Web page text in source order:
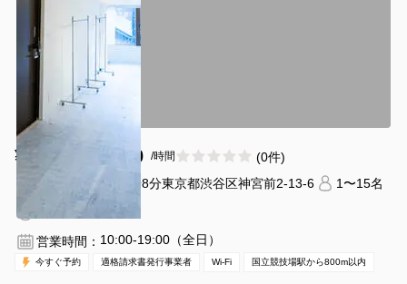
¥3630 〜 ¥4840 /時間
(0件)
国立競技場駅 徒歩8分東京都渋谷区神宮前2-13-6
1〜15名
営業時間： 10:00-19:00（全日）
今すぐ予約 適格請求書発行事業者 Wi-Fi 国立競技場駅から800m以内